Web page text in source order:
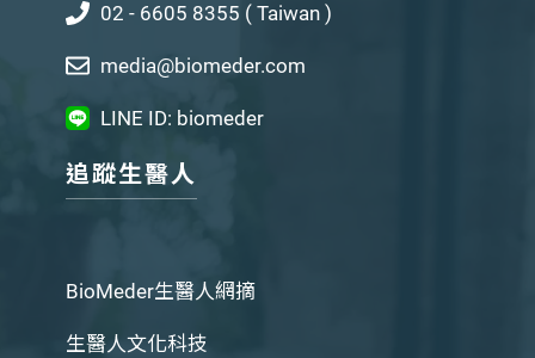
02 - 6605 8355 ( Taiwan )
media@biomeder.com
LINE ID: biomeder
追蹤生醫人
BioMeder生醫人網摘
生醫人文化科技